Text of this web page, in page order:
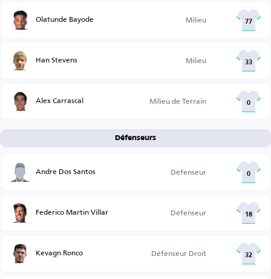
Olatunde Bayode Milieu 77
Han Stevens Milieu 33
Álex Carrascal Milieu de Terrain 0
Défenseurs
Andre Dos Santos Défenseur 0
Federico Martin Villar Défenseur 18
Kevagn Ronco Défenseur Droit 32